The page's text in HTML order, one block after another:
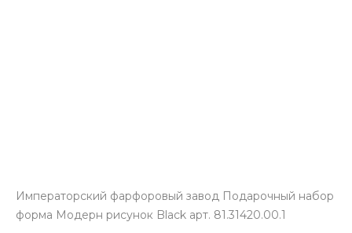
Императорский фарфоровый завод Подарочный набор
форма Модерн рисунок Black арт. 81.31420.00.1